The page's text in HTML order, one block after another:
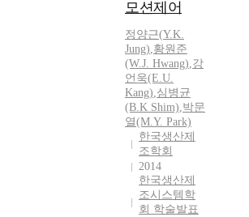
모션제어
정양근(Y.K.
Jung),황원준
(W.J. Hwang),강
언욱(E.U.
Kang),심병균
(B.K Shim),박문
열(M.Y. Park)
한국생산제
조학회
2014
한국생산제
조시스템학
회 학술발표